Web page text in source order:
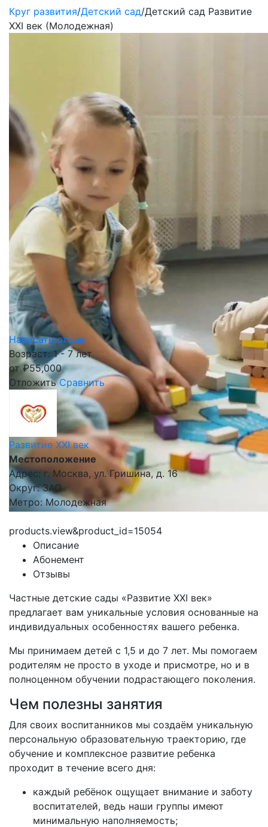
Круг развития/Детский сад/Детский сад Развитие
XXI век (Молодежная)
Написать отзыв
Возраст: 1 - 7 лет
от₽55,000
Отложить Сравнить
Развитие XXI век
Местоположение
Адрес: г. Москва, ул. Гришина, д. 16
Округ: ЗАО
Метро: Молодежная
products.view&product_id=15054
Описание
Абонемент
Отзывы
Частные детские сады «Развитие XXI век»
предлагает вам уникальные условия основанные на
индивидуальных особенностях вашего ребенка.
Мы принимаем детей с 1,5 и до 7 лет. Мы помогаем
родителям не просто в уходе и присмотре, но и в
полноценном обучении подрастающего поколения.
Чем полезны занятия
Для своих воспитанников мы создаём уникальную
персональную образовательную траекторию, где
обучение и комплексное развитие ребенка
проходит в течение всего дня:
каждый ребёнок ощущает внимание и заботу
воспитателей, ведь наши группы имеют
минимальную наполняемость;